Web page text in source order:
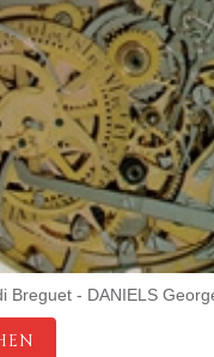
Breguet - DANIELS